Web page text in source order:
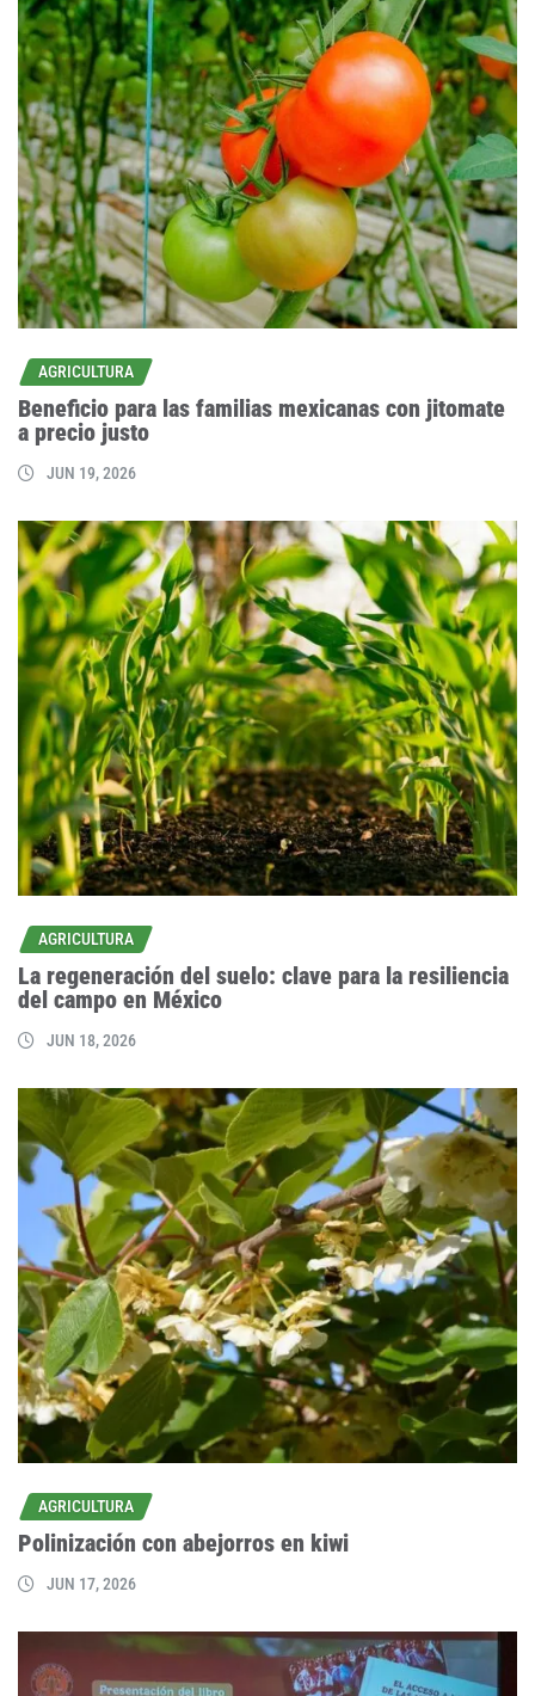
AGRICULTURA
Beneficio para las familias mexicanas con jitomate
a precio justo
JUN 19, 2026
AGRICULTURA
La regeneración del suelo: clave para la resiliencia
del campo en México
JUN 18, 2026
AGRICULTURA
Polinización con abejorros en kiwi
JUN 17, 2026